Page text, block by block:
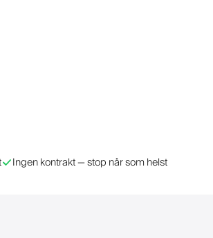
Ingen kontrakt — stop når som helst